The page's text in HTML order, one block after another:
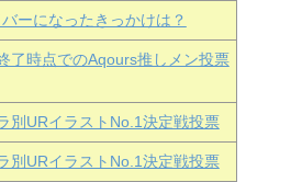
ーになったきっかけは？
了時点でのAqours推しメン投票
別URイラストNo.1決定戦投票
別URイラストNo.1決定戦投票